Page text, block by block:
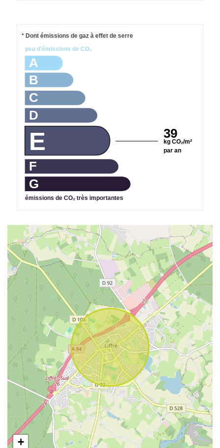
39
kg CO₂/m²
par an
A
B
C
D
E
F
G
émissions de CO₂ très importantes
peu d'émissions de CO₂
* Dont émissions de gaz à effet de serre
+